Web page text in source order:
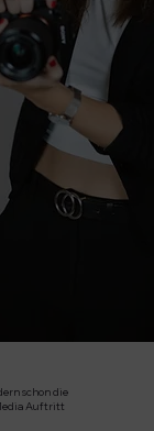
schon die
Auftritt